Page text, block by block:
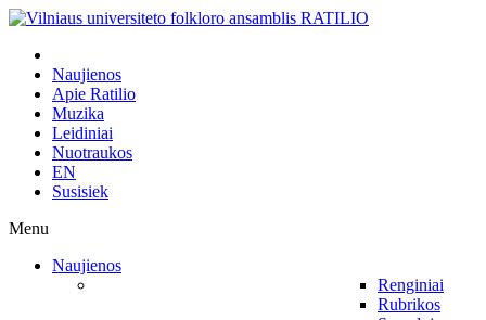
Naujienos
Apie Ratilio
Muzika
Leidiniai
Nuotraukos
EN
Susisiek
Menu
Naujienos
Renginiai
Rubrikos